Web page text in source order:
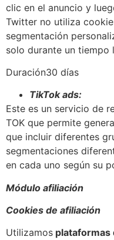
clic en el anuncio y
Twitter no utiliza
segmentación
solo durante un tiempo
Duración30 días
TikTok ads:
Este es un servicio de
TOK que permite
que incluir diferentes
segmentaciones
en cada uno según su
Módulo afiliación
Cookies de afiliación
Utilizamos plataformas